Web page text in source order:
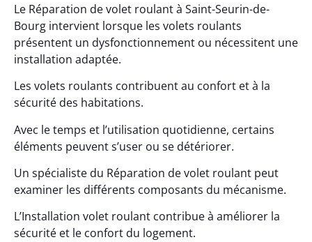
Le Réparation de volet roulant à Saint-Seurin-de-
Bourg intervient lorsque les volets roulants
présentent un dysfonctionnement ou nécessitent une
installation adaptée.
Les volets roulants contribuent au confort et à la
sécurité des habitations.
Avec le temps et l’utilisation quotidienne, certains
éléments peuvent s’user ou se détériorer.
Un spécialiste du Réparation de volet roulant peut
examiner les différents composants du mécanisme.
L’Installation volet roulant contribue à améliorer la
sécurité et le confort du logement.